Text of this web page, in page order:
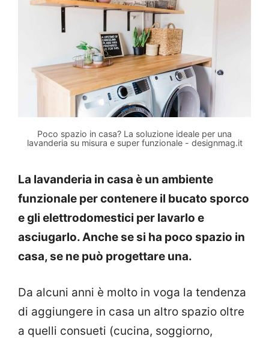
Poco spazio in casa? La soluzione ideale per una
lavanderia su misura e super funzionale - designmag.it
La lavanderia in casa è un ambiente
funzionale per contenere il bucato sporco
e gli elettrodomestici per lavarlo e
asciugarlo. Anche se si ha poco spazio in
casa, se ne può progettare una.
Da alcuni anni è molto in voga la tendenza
di aggiungere in casa un altro spazio oltre
a quelli consueti (cucina, soggiorno,